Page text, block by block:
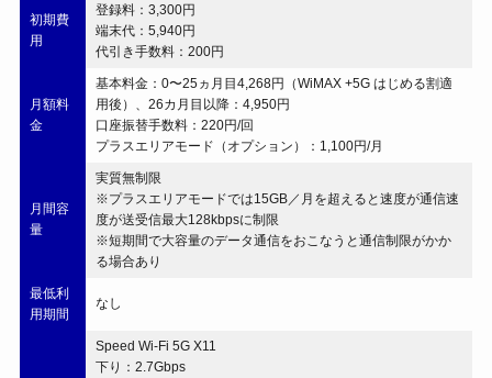
初期費
用
登録料：3,300円
端末代：5,940円
代引き手数料：200円
月額料
金
基本料金：0〜25ヵ月目4,268円（WiMAX +5G はじめる割適
用後）、26カ月目以降：4,950円
口座振替手数料：220円/回
プラスエリアモード（オプション）：1,100円/月
月間容
量
実質無制限
※プラスエリアモードでは15GB／月を超えると速度が通信速
度が送受信最大128kbpsに制限
※短期間で大容量のデータ通信をおこなうと通信制限がかか
る場合あり
最低利
用期間
なし
Speed Wi-Fi 5G X11
下り：2.7Gbps